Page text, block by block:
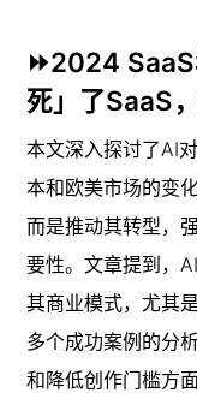
⏩2024
死」了SaaS
本文深入探讨了AI
本和欧美市场的变
而是推动其转型，
要性。文章提到，
其商业模式，尤其
多个成功案例的分
和降低创作门槛方